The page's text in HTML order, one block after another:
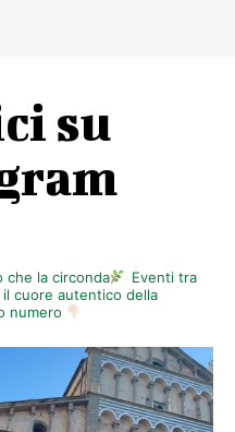
su
che la circonda
Eventi tra
cuore autentico della
numero